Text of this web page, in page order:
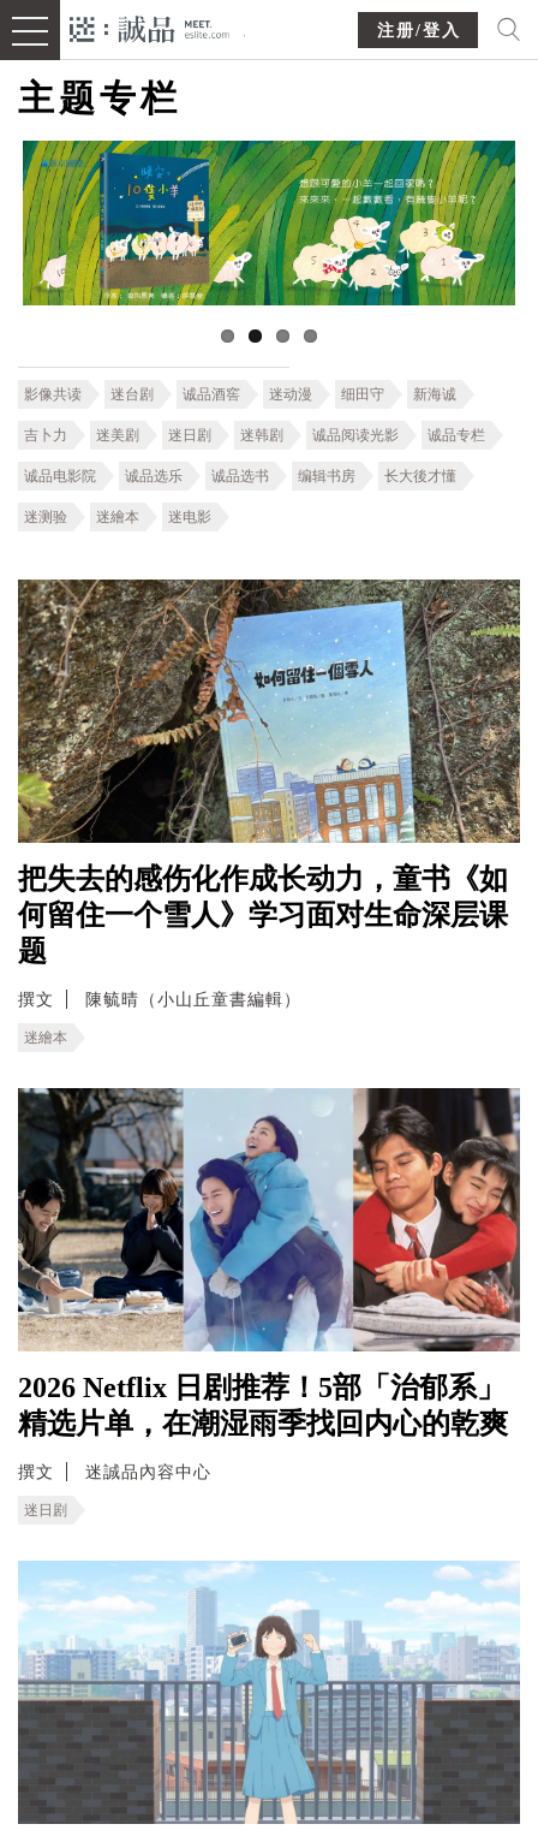
注册/登入
主题专栏
影像共读 迷台剧 诚品酒窖 迷动漫 细田守 新海诚
吉卜力 迷美剧 迷日剧 迷韩剧 诚品阅读光影 诚品专栏
诚品电影院 诚品选乐 诚品选书 编辑书房 长大後才懂
迷测验 迷繪本 迷电影
把失去的感伤化作成长动力，童书《如
何留住一个雪人》学习面对生命深层课
题
撰文 陳毓晴（小山丘童書編輯）
迷繪本
2026 Netflix 日剧推荐！5部「治郁系」
精选片单，在潮湿雨季找回内心的乾爽
撰文 迷誠品內容中心
迷日剧